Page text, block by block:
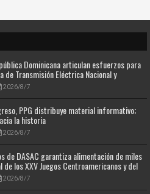
Dominicana articulan esfuerzos para
de Transmisión Eléctrica Nacional y
2026/8/7
PPG distribuye material informativo;
la historia
2026/8/7
de DASAC garantiza alimentación de miles
los XXV Juegos Centroamericanos y del
2026/8/7